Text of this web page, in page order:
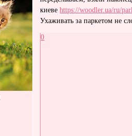
киевеhttps://woodler.ua/ru/
Ухаживать за паркетом не
0